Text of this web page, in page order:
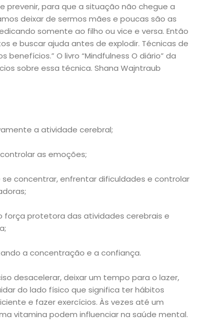
prevenir, para que a situação não chegue a
deixar de sermos mães e poucas são as
somente ao filho ou vice e versa. Então
e buscar ajuda antes de explodir. Técnicas de
O livro “Mindfulness O diário” da
sobre essa técnica. Shana Wajntraub
a atividade cerebral;
as emoções;
concentrar, enfrentar dificuldades e controlar
força protetora das atividades cerebrais e
a concentração e a confiança.
desacelerar, deixar um tempo para o lazer,
do lado físico que significa ter hábitos
e fazer exercícios. Às vezes até um
vitamina podem influenciar na saúde mental.